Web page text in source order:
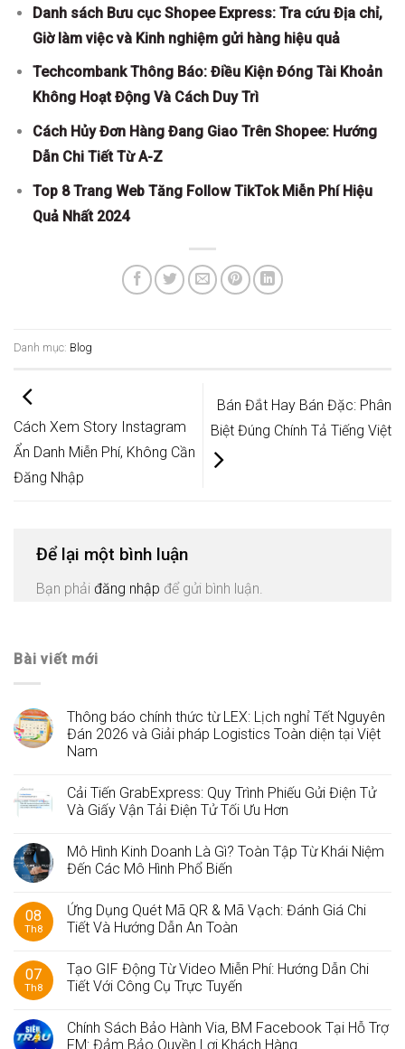
Danh sách Bưu cục Shopee Express: Tra cứu Địa chỉ,
Giờ làm việc và Kinh nghiệm gửi hàng hiệu quả
Techcombank Thông Báo: Điều Kiện Đóng Tài Khoản
Không Hoạt Động Và Cách Duy Trì
Cách Hủy Đơn Hàng Đang Giao Trên Shopee: Hướng
Dẫn Chi Tiết Từ A-Z
Top 8 Trang Web Tăng Follow TikTok Miễn Phí Hiệu
Quả Nhất 2024
Danh mục: Blog
Cách Xem Story Instagram
Ẩn Danh Miễn Phí, Không Cần
Đăng Nhập
Bán Đắt Hay Bán Đặc: Phân
Biệt Đúng Chính Tả Tiếng Việt
Để lại một bình luận
Bạn phải đăng nhập để gửi bình luận.
Bài viết mới
Thông báo chính thức từ LEX: Lịch nghỉ Tết Nguyên
Đán 2026 và Giải pháp Logistics Toàn diện tại Việt
Nam
Cải Tiến GrabExpress: Quy Trình Phiếu Gửi Điện Tử
Và Giấy Vận Tải Điện Tử Tối Ưu Hơn
Mô Hình Kinh Doanh Là Gì? Toàn Tập Từ Khái Niệm
Đến Các Mô Hình Phổ Biến
08
Th8
Ứng Dụng Quét Mã QR & Mã Vạch: Đánh Giá Chi
Tiết Và Hướng Dẫn An Toàn
07
Th8
Tạo GIF Động Từ Video Miễn Phí: Hướng Dẫn Chi
Tiết Với Công Cụ Trực Tuyến
Chính Sách Bảo Hành Via, BM Facebook Tại Hỗ Trợ
FM: Đảm Bảo Quyền Lợi Khách Hàng